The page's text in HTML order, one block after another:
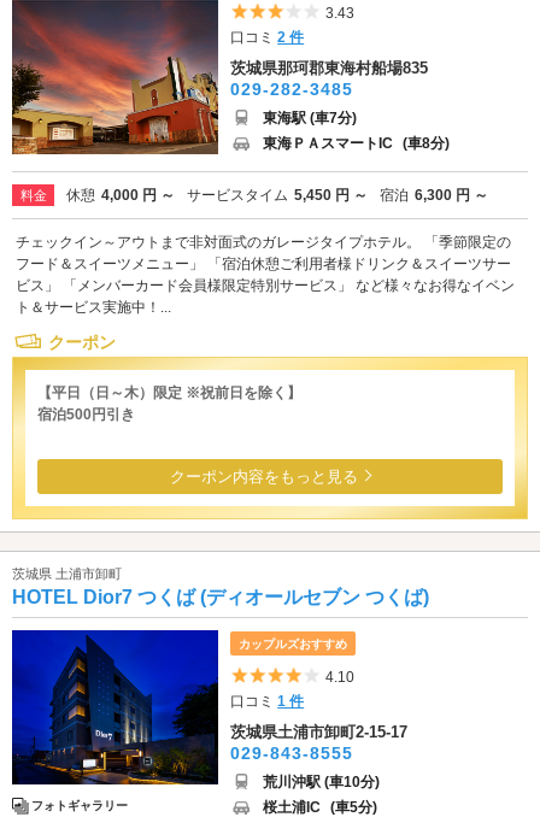
5つ星のうち3
3.43
口コミ2 件
茨城県那珂郡東海村船場835
029-282-3485
東海駅 (車7分)
東海ＰＡスマートIC (車8分)
料金 休憩 4,000 円 ～ サービスタイム 5,450 円 ～ 宿泊 6,300 円 ～
チェックイン～アウトまで非対面式のガレージタイプホテル。 「季節限定の
フード＆スイーツメニュー」 「宿泊休憩ご利用者様ドリンク＆スイーツサー
ビス」 「メンバーカード会員様限定特別サービス」 など様々なお得なイベン
ト＆サービス実施中！...
クーポン
【平日（日～木）限定 ※祝前日を除く】
宿泊500円引き
クーポン内容をもっと見る
茨城県 土浦市卸町
HOTEL Dior7 つくば (ディオールセブン つくば)
フォトギャラリー
カップルズおすすめ
5つ星のうち4
4.10
口コミ1 件
茨城県土浦市卸町2-15-17
029-843-8555
荒川沖駅 (車10分)
桜土浦IC (車5分)